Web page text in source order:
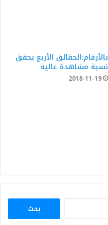
بالأرقام:الحقائق الأربع يحقق
نسبة مشاهدة عالية
2018-11-19
البحث